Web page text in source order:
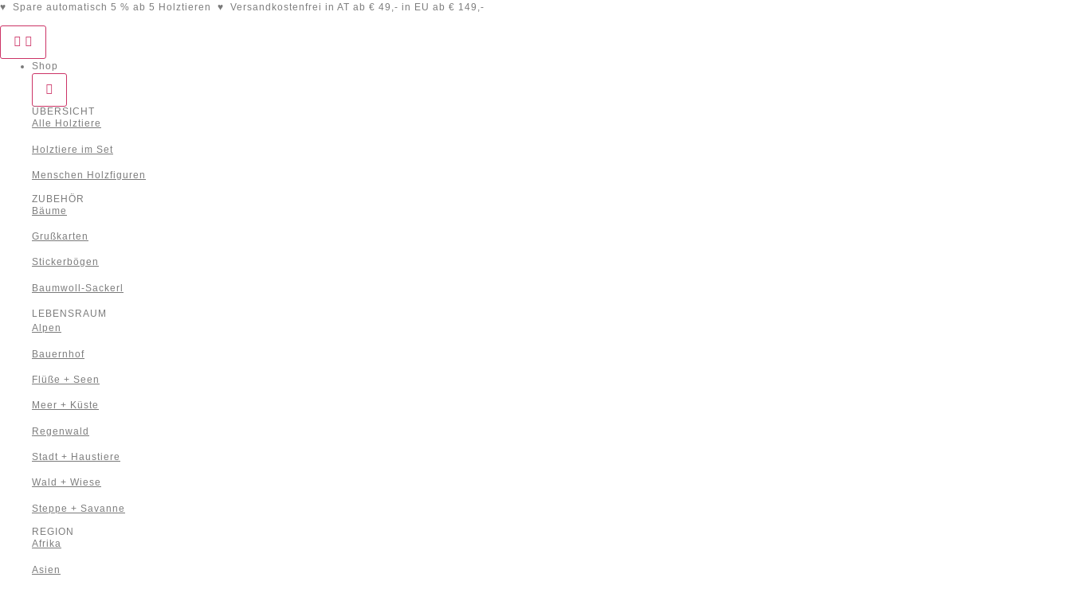
♥ Spare automatisch 5 % ab 5 Holztieren ♥ Versandkostenfrei in AT ab € 49,- in EU ab € 149,-
Shop
ÜBERSICHT
Alle Holztiere
Holztiere im Set
Menschen Holzfiguren
ZUBEHÖR
Bäume
Grußkarten
Stickerbögen
Baumwoll-Sackerl
LEBENSRAUM
Alpen
Bauernhof
Flüße + Seen
Meer + Küste
Regenwald
Stadt + Haustiere
Wald + Wiese
Steppe + Savanne
REGION
Afrika
Asien